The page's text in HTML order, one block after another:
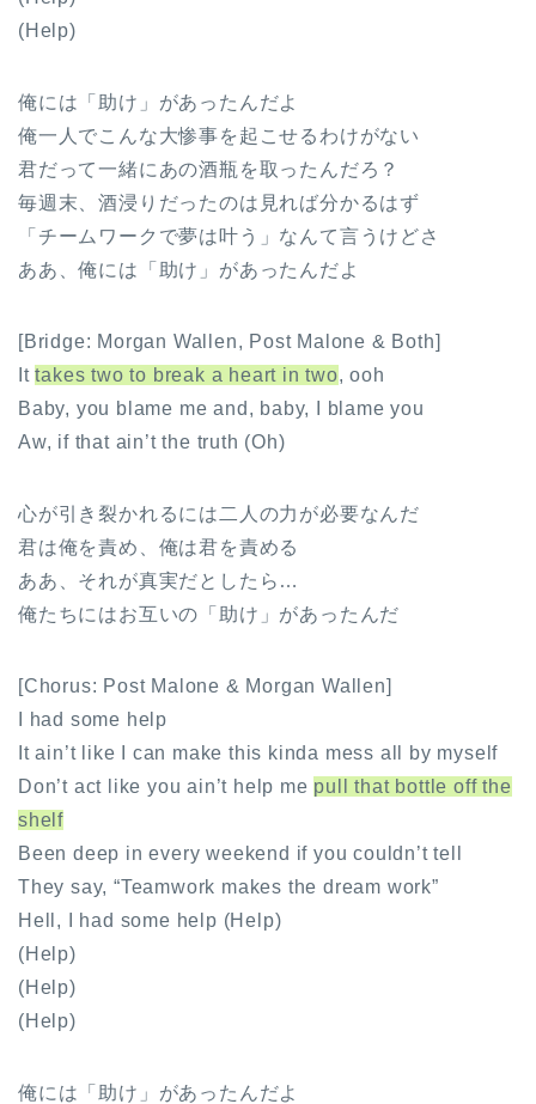
(Help)
俺には「助け」があったんだよ
俺一人でこんな大惨事を起こせるわけがない
君だって一緒にあの酒瓶を取ったんだろ？
毎週末、酒浸りだったのは見れば分かるはず
「チームワークで夢は叶う」なんて言うけどさ
ああ、俺には「助け」があったんだよ
[Bridge: Morgan Wallen, Post Malone & Both]
Ittakes two to break a heart in two, ooh
Baby, you blame me and, baby, I blame you
Aw, if that ain’t the truth (Oh)
心が引き裂かれるには二人の力が必要なんだ
君は俺を責め、俺は君を責める
ああ、それが真実だとしたら…
俺たちにはお互いの「助け」があったんだ
[Chorus: Post Malone & Morgan Wallen]
I had some help
It ain’t like I can make this kinda mess all by myself
Don’t act like you ain’t help me pull that bottle off the
shelf
Been deep in every weekend if you couldn’t tell
They say, “Teamwork makes the dream work”
Hell, I had some help (Help)
(Help)
(Help)
(Help)
俺には「助け」があったんだよ